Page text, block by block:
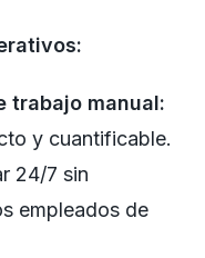
trabajo manual:
y cuantificable.
24/7 sin
empleados de